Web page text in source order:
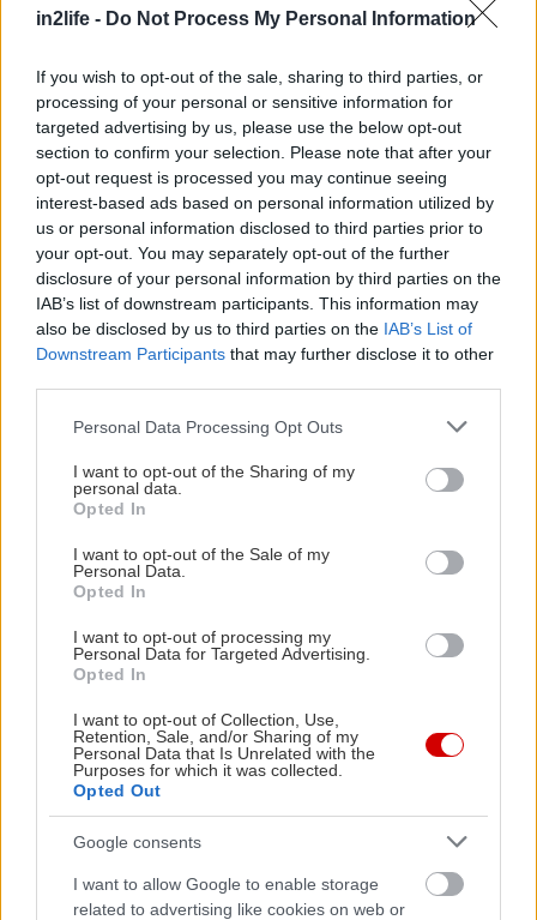
in2life - Do Not Process My Personal Information
If you wish to opt-out of the sale, sharing to third parties, or
processing of your personal or sensitive information for
targeted advertising by us, please use the below opt-out
section to confirm your selection. Please note that after your
opt-out request is processed you may continue seeing
interest-based ads based on personal information utilized by
us or personal information disclosed to third parties prior to
your opt-out. You may separately opt-out of the further
disclosure of your personal information by third parties on the
IAB’s list of downstream participants. This information may
also be disclosed by us to third parties on the IAB’s List of
Downstream Participants that may further disclose it to other
Please note that this website/app uses one or more Google
not limited to your visit or usage behaviour. You may click to
grant or deny consent to Google and its third-party tags to
use your data for below specified purposes in below Google
consent section.
Personal Data Processing Opt Outs
I want to opt-out of the Sharing of my
personal data.
Opted In
I want to opt-out of the Sale of my
Personal Data.
Opted In
I want to opt-out of processing my
Personal Data for Targeted Advertising.
Opted In
I want to opt-out of Collection, Use,
Retention, Sale, and/or Sharing of my
Personal Data that Is Unrelated with the
Purposes for which it was collected.
Opted Out
Google consents
I want to allow Google to enable storage
related to advertising like cookies on web or
« Η Mustang έχει μια πλούσια πηγή εκδόσεων
ειδικών προδιαγραφών για να αντλήσει νέες ιδέες
που θα ικανοποιήσει τις επιθυμίες των
υποψήφιων αγοραστών», είπε ο Bellino. «Από
την Dark Horse που είναι έτοιμη για πίστα μέχρι
την παγκοσμίου φήμης Mustang GTD,
η Ford εξυψώνει τη Mustang για όλο το κοινό. Η
νέα,
ένα τέλειο παράδειγμα της προσπάθειάς μας να
που λατρεύει την Mustang».
Το πακέτο California Special προσθέτει 1.995
δολάρια στην τιμή
διαμόρφωση αμαξώματος Coupe και Cabrio με
εξατάχυτο μηχανικό κιβώτιο είτε με προαιρετικό
αυτόματο κιβώτιο 10 σχέσεων.